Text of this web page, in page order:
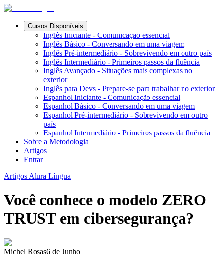
Cursos Disponíveis
Inglês Iniciante - Comunicação essencial
Inglês Básico - Conversando em uma viagem
Inglês Pré-intermediário - Sobrevivendo em outro país
Inglês Intermediário - Primeiros passos da fluência
Inglês Avançado - Situações mais complexas no
exterior
Inglês para Devs - Prepare-se para trabalhar no exterior
Espanhol Iniciante - Comunicação essencial
Espanhol Básico - Conversando em uma viagem
Espanhol Pré-intermediário - Sobrevivendo em outro
país
Espanhol Intermediário - Primeiros passos da fluência
Sobre a Metodologia
Artigos
Entrar
Artigos Alura Língua
Você conhece o modelo ZERO
TRUST em cibersegurança?
Michel Rosas6 de Junho